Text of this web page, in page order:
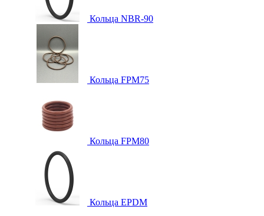
Кольца NBR-90
Кольца FPM75
Кольца FPM80
Кольца EPDM